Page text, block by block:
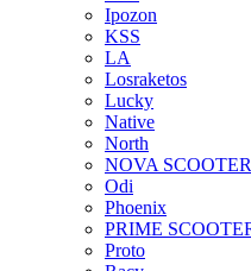
Ipozon
KSS
LA
Losraketos
Lucky
Native
North
NOVA
Odi
Phoenix
PRIME
Proto